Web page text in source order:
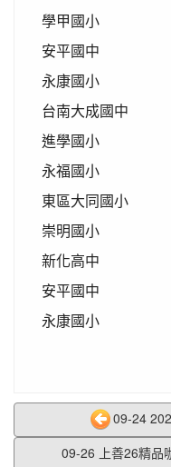
學甲國小
安平國中
永康國小
台南大成國中
進學國小
永福國小
東區大同國小
崇明國小
新化高中
安平國中
永康國小
09-24
09-26 上善26精品